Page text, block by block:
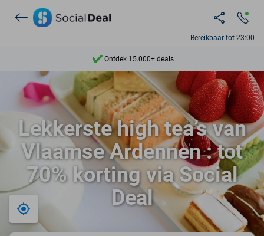
Bereikbaar tot 23:00
Ontdek 15.000+ deals
7 dagen per week beschikbaar
10+ miljoen leden
9,4
Ontdek 15.000+ deals
Lekkerste high tea’s van
Vlaamse Ardennen : tot
70% korting via Social
Deal